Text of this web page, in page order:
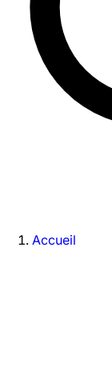
Accueil